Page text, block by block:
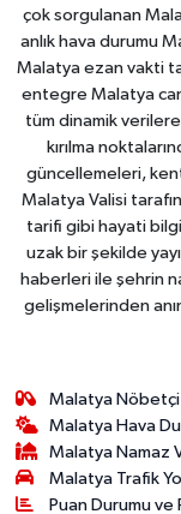
çok sorgulanan
anlık hava durumu
Malatya ezan vakti
entegre Malatya
tüm dinamik
kırılma
güncellemeleri,
Malatya Valisi
tarifi gibi hayati
uzak bir şekilde
haberleri ile şehrin
gelişmelerinden
Malatya Nöbetçi
Malatya Hava
Malatya Namaz
Malatya Trafik
Puan Durumu ve